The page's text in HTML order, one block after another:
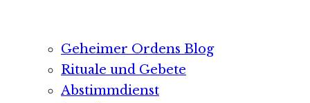
Geheimer Ordens Blog
Rituale und Gebete
Abstimmdienst